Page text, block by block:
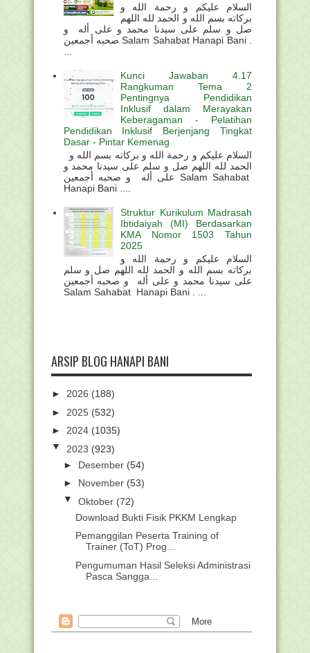
السلام عليكم و رحمة الله و
بركاته بسم الله و الحمد لله اللهم
صل و سلم على سيدنا محمد و على أله و
صحبه أجمعين Salam Sahabat Hanapi Bani .
Kunci Jawaban 4.17
Rangkuman Tema 2
Pentingnya Pendidikan
Inklusif dalam Merayakan
Keberagaman - Pelatihan
Pendidikan Inklusif Berjenjang Tingkat
Dasar - Pintar Kemenag
الحمد لله اللهم صل و سلم على سيدنا محمد و
على أله و صحبه أجمعين Salam Sahabat
Hanapi Bani ....
Struktur Kurikulum Madrasah
Ibtidaiyah (MI) Berdasarkan
KMA Nomor 1503 Tahun
2025
السلام عليكم و رحمة الله و
بركاته بسم الله و الحمد لله اللهم صل و سلم
على سيدنا محمد و على أله و صحبه أجمعين
Salam Sahabat Hanapi Bani . ...
ARSIP BLOG HANAPI BANI
► 2026 (188)
► 2025 (532)
► 2024 (1035)
▼ 2023 (923)
► Desember (54)
► November (53)
▼ Oktober (72)
Download Bukti Fisik PKKM Lengkap
Pemanggilan Peserta Training of
Trainer (ToT) Prog...
Pengumuman Hasil Seleksi Administrasi
Pasca Sangga...
2.123 Sanggahan Calon ASN Kemenag
Diterima dan Din...